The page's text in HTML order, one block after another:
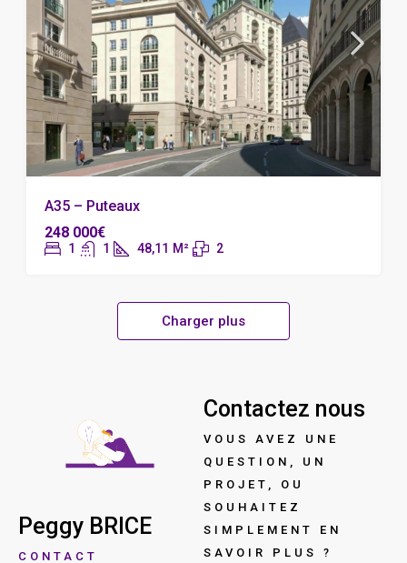
A35 – Puteaux
248 000€
1 1 48,11 M² 2
Charger plus
Peggy BRICE
CONTACT
Contactez nous
VOUS AVEZ UNE
QUESTION, UN
PROJET, OU
SOUHAITEZ
SIMPLEMENT EN
SAVOIR PLUS ?